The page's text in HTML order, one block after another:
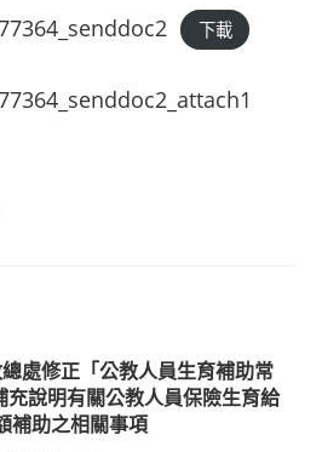
下載
處修正「公教人員生育補助常
充說明有關公教人員保險生育給
補助之相關事項